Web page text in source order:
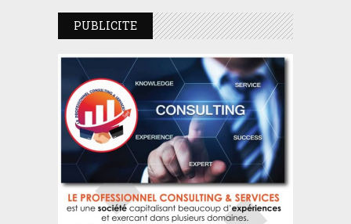
PUBLICITE